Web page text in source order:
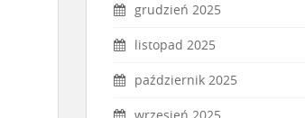
grudzień 2025
listopad 2025
październik 2025